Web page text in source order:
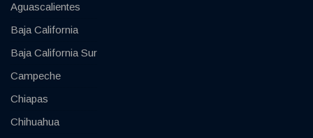
Aguascalientes
Baja California
Baja California Sur
Campeche
Chiapas
Chihuahua